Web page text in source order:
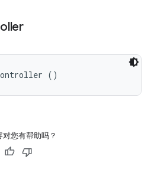
()
对您有帮助吗？